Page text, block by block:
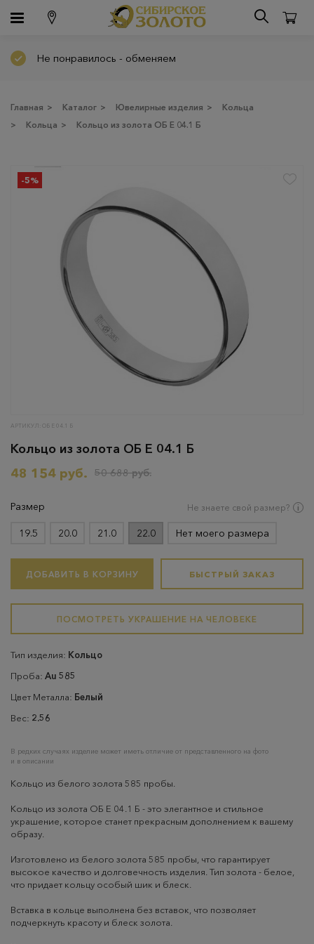
Не понравилось - обменяем
Главная > Каталог > Ювелирные изделия >
Кольца
>
Кольца > Кольцо из золота ОБ Е 04.1 Б
-5%
АРТИКУЛ: ОБ Е 04.1 Б
Кольцо из золота ОБ Е 04.1 Б
48 154 руб.
50 688 руб.
Размер Не знаете свой размер?
19.5 20.0 21.0 22.0 Нет моего размера
ДОБАВИТЬ В КОРЗИНУ БЫСТРЫЙ ЗАКАЗ
ПОСМОТРЕТЬ УКРАШЕНИЕ НА ЧЕЛОВЕКЕ
Тип изделия: Кольцо
Проба: Au 585
Цвет Металла: Белый
Вес: 2.56
В редких случаях изделие может иметь отличие от представленного на фото
и в описании
Кольцо из белого золота 585 пробы.
Кольцо из золота ОБ Е 04.1 Б - это элегантное и стильное
украшение, которое станет прекрасным дополнением к вашему
образу.
Изготовлено из белого золота 585 пробы, что гарантирует
высокое качество и долговечность изделия. Тип золота - белое,
что придает кольцу особый шик и блеск.
Вставка в кольце выполнена без вставок, что позволяет
подчеркнуть красоту и блеск золота.